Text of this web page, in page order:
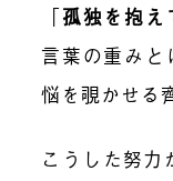
「孤独を抱え
言葉の重み
悩を覗かせる
こうした努